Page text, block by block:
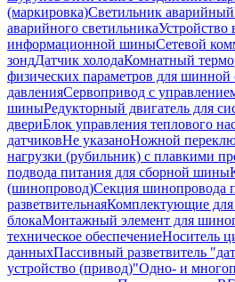
(маркировка)Светильник аварийный
аварийного светильникаУстройство
информационной шиныСетевой
зондДатчик холодаКомнатный
физических параметров для шинной
давленияСервопривод с
шиныРедукторный двигатель для
двериБлок управления теплового
датчиковНе указаноНожной
нагрузки (рубильник) с плавкими
подвода питания для сборной шины
(шинопровод)Секция шинопровода
разветвительнаяКомплектующие
блокаМонтажный элемент для
техническое обеспечениеНоситель
данныхПассивный разветвитель
устройство (привод)"Одно- и